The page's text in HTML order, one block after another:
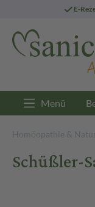
E-
Menü
Homöopathie & Natur
Schüßler-